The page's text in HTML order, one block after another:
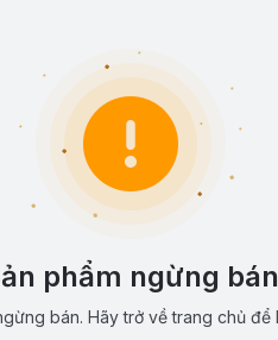
phẩm ngừng bán
bán. Hãy trở về trang chủ để